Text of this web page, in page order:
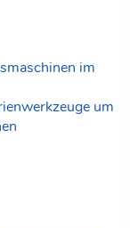
im
um